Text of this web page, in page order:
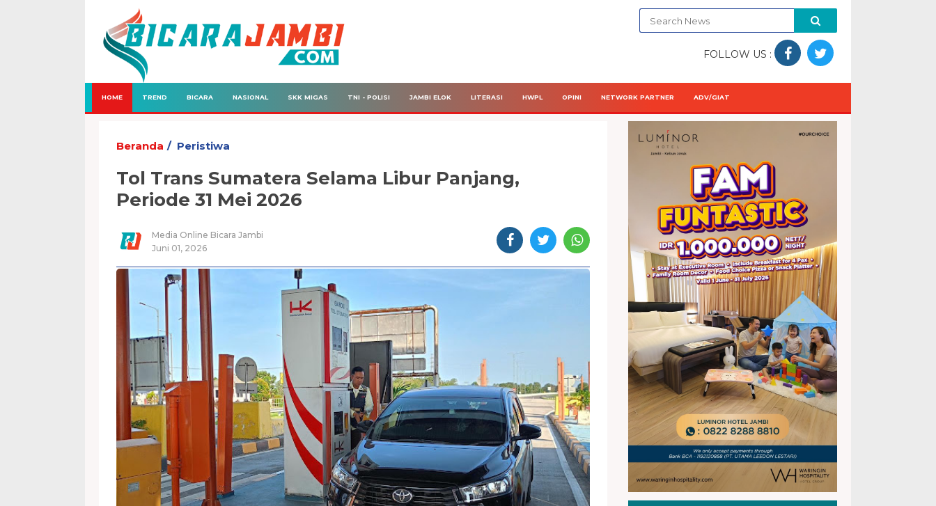
FOLLOW US :
HOME TREND BICARA NASIONAL SKK MIGAS TNI - POLISI JAMBI ELOK LITERASI HWPL OPINI NETWORK PARTNER ADV/GIAT
Beranda Peristiwa
Tol Trans Sumatera Selama Libur Panjang,
Periode 31 Mei 2026
Media Online Bicara Jambi
Juni 01, 2026